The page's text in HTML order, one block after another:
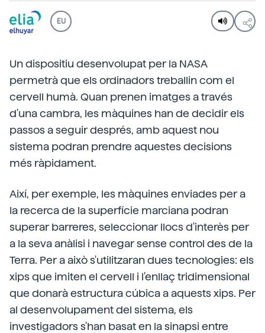
EU
Un dispositiu desenvolupat per la NASA
permetrà que els ordinadors treballin com el
cervell humà. Quan prenen imatges a través
d'una cambra, les màquines han de decidir els
passos a seguir després, amb aquest nou
sistema podran prendre aquestes decisions
més ràpidament.
Així, per exemple, les màquines enviades per a
la recerca de la superfície marciana podran
superar barreres, seleccionar llocs d'interès per
a la seva anàlisi i navegar sense control des de la
Terra. Per a això s'utilitzaran dues tecnologies: els
xips que imiten el cervell i l'enllaç tridimensional
que donarà estructura cúbica a aquests xips. Per
al desenvolupament del sistema, els
investigadors s'han basat en la sinapsi entre